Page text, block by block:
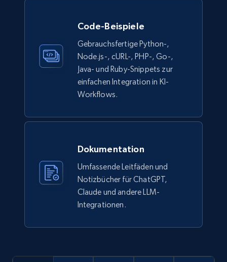
Code-Beispiele
Gebrauchsfertige Python-,
Node.js-, cURL-, PHP-, Go-,
Java- und Ruby-Snippets zur
einfachen Integration in KI-
Workflows.
Dokumentation
Umfassende Leitfäden und
Notizbücher für ChatGPT,
Claude und andere LLM-
Integrationen.